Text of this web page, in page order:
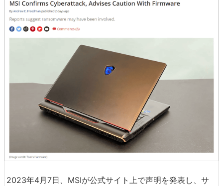
2023年4月7日、MSIが公式サイト上で声明を発表し、サ